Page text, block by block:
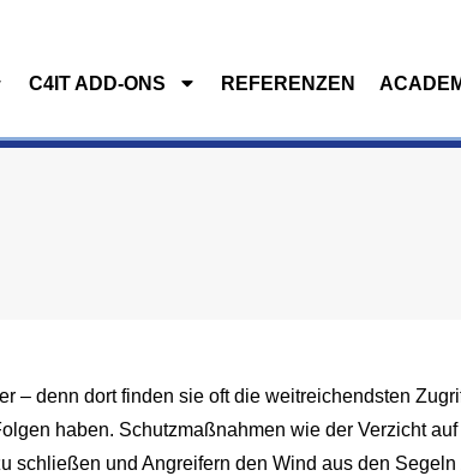
C4IT ADD-ONS REFERENZEN
– denn dort finden sie oft die weitreichendsten
haben. Schutzmaßnahmen wie der Verzicht
schließen und Angreifern den Wind aus den Segeln